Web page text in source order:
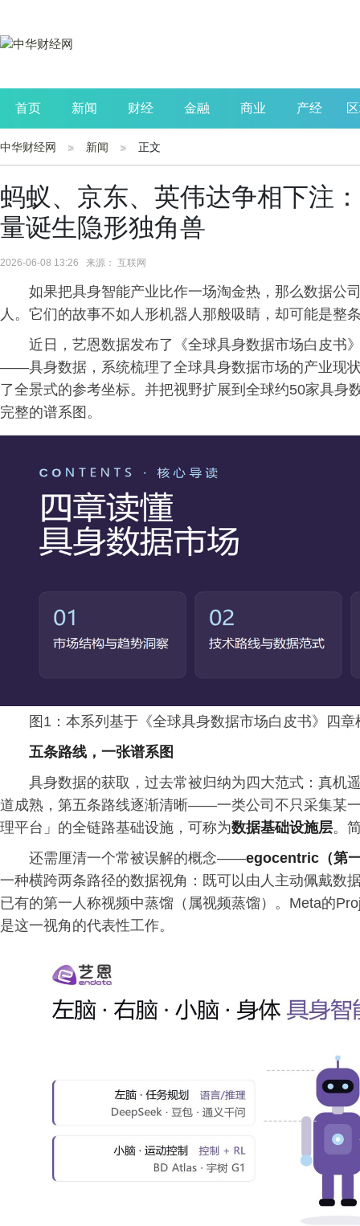
首页 新闻 财经 金融 商业 产经
公司 生活 读书
中华财经网 新闻 正文
蚂蚁、京东、英伟达争相下注
量诞生隐形独角兽
2026-06-08 13:26 来源： 互联网
如果把具身智能产业比作一场淘金热，那么数据公
人。它们的故事不如人形机器人那般吸睛，却可能是整
近日，艺恩数据发布了《全球具身数据市场白皮书
——具身数据，系统梳理了全球具身数据市场的产业现
了全景式的参考坐标。并把视野扩展到全球约50家具身
完整的谱系图。
图1：本系列基于《全球具身数据市场白皮书》四章
五条路线，一张谱系图
具身数据的获取，过去常被归纳为四大范式：真机
道成熟，第五条路线逐渐清晰——一类公司不只采集某
理平台」的全链路基础设施，可称为数据基础设施层。
还需厘清一个常被误解的概念——egocentric（第
一种横跨两条路径的数据视角：既可以由人主动佩戴数
已有的第一人称视频中蒸馏（属视频蒸馏）。Meta的
是这一视角的代表性工作。